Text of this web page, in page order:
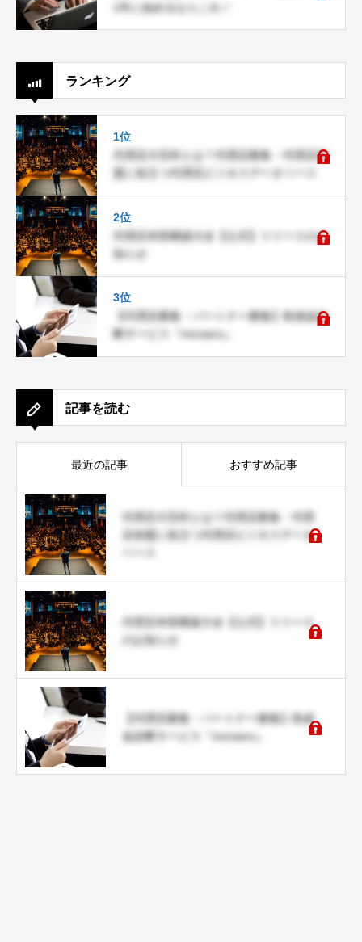
1年に始めるならこれ！
ランキング
1位
代理店大百科とは？代理店募集・代理店加
盟に役立つ代理店ビジネスデータベース
2位
代理店本部構築大全【公式】リリースのお
知らせ
3位
【代理店募集・パートナー募集】助成金診
断サービス『moraeru』
記事を読む
最近の記事 おすすめ記事
代理店大百科とは？代理店募集・代理
店加盟に役立つ代理店ビジネスデータ
代理店本部構築大全【公式】リリース
のお知らせ
【代理店募集・パートナー募集】助成
金診断サービス『moraeru』